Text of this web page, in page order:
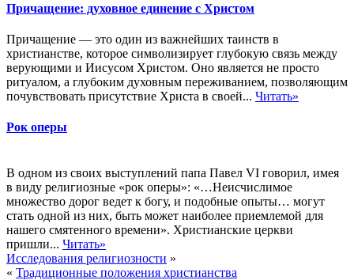
Причащение: духовное единение с Христом
Причащение — это один из важнейших таинств в
христианстве, которое символизирует глубокую связь между
верующими и Иисусом Христом. Оно является не просто
ритуалом, а глубоким духовным переживанием, позволяющим
почувствовать присутствие Христа в своей... Читать»
Рок оперы
В одном из своих выступлений папа Павел VI говорил, имея
в виду религиозные «рок оперы»: «…Неисчислимое
множество дорог ведет к богу, и подобные опыты… могут
стать одной из них, быть может наиболее приемлемой для
нашего смятенного времени». Христианские церкви
пришли... Читать»
Исследования религиозности »
« Традиционные положения христианства